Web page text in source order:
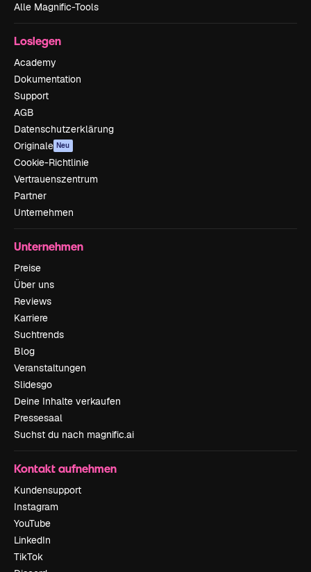
Alle Magnific-Tools
Loslegen
Academy
Dokumentation
Support
AGB
Datenschutzerklärung
Originale Neu
Cookie-Richtlinie
Vertrauenszentrum
Partner
Unternehmen
Unternehmen
Preise
Über uns
Reviews
Karriere
Suchtrends
Blog
Veranstaltungen
Slidesgo
Deine Inhalte verkaufen
Pressesaal
Suchst du nach magnific.ai
Kontakt aufnehmen
Kundensupport
Instagram
YouTube
LinkedIn
TikTok